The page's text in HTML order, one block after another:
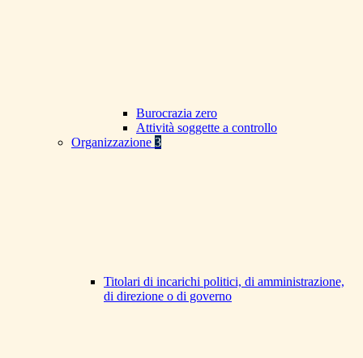
Burocrazia zero
Attività soggette a controllo
Organizzazione 3
Titolari di incarichi politici, di amministrazione,
di direzione o di governo